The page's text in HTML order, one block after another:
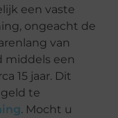
een vaste
ongeacht de
van
middels een
15 jaar. Dit
te
. Mocht u